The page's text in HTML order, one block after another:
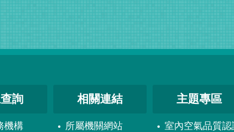
詢
機構
相關連結
所屬機關網站
主題專區
室內空氣品質認